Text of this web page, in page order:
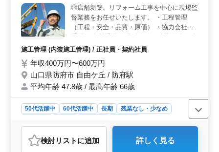
境＞ 調理経験3年以上のスキルを活かして即戦力として
活躍できるチャンスです。経験を積んできた方にとっ
て、能力を発揮しやすい職場です。
◎店舗新築、リフォーム工事を中心に現場監
督業務をお任せいたします。 ・工程管理
（工程・安全・品質・原価） ・協力会社の
手配 ・資材手配 ・見積もり・積算 ・各種書
類作成 ・その他建築工事に関する付随業務
技術者活躍中）
施工管理 (内装施工管理) / 正社員・契約社員
年収400万円〜600万円
山口県防府市 自由ケ丘 / 防府駅
平均年齢 47.8歳 / 最高年齢 66歳
50代活躍中 60代活躍中 長期
残業なし・少なめ
おすすめポイント
＜魅力ポイント＞ 山口県防府市自由ケ丘でのリフォー
検討リスト に追加 詳しく見る